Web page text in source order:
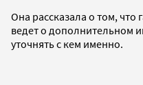
Она рассказала о том, что
ведет о дополнительном
уточнять с кем именно.